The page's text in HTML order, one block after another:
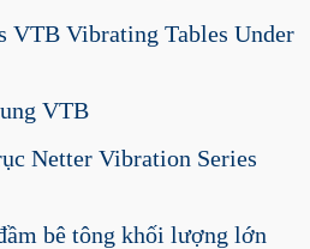
VTB Vibrating Tables Under
VTB
Netter Vibration Series
bê tông khối lượng lớn